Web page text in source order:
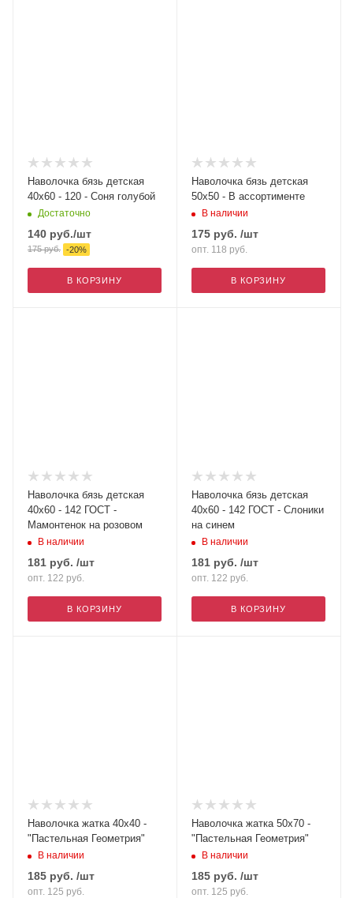
Наволочка бязь детская
40х60 - 120 - Соня голубой
Достаточно
140 руб./шт
175руб. -20%
В КОРЗИНУ
Наволочка бязь детская
50х50 - В ассортименте
В наличии
175 руб. /шт
опт. 118 руб.
В КОРЗИНУ
Наволочка бязь детская
40х60 - 142 ГОСТ -
Мамонтенок на розовом
В наличии
181 руб. /шт
опт. 122 руб.
В КОРЗИНУ
Наволочка бязь детская
40х60 - 142 ГОСТ - Слоники
на синем
В наличии
181 руб. /шт
опт. 122 руб.
В КОРЗИНУ
Наволочка жатка 40х40 -
"Пастельная Геометрия"
В наличии
185 руб. /шт
опт. 125 руб.
Наволочка жатка 50х70 -
"Пастельная Геометрия"
В наличии
185 руб. /шт
опт. 125 руб.